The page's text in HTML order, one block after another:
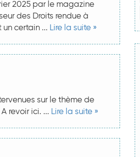
2025 par le magazine
des Droits rendue à
certain ... Lire la suite »
sur le thème de
revoir ici. ... Lire la suite »